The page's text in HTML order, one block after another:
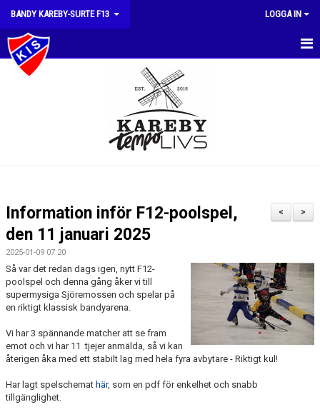
BANDY KAREBY-SURTE F13 LOGGA IN
HEM
BILDGALLERI
DOKUMENT
KONTAKT
>
<
Information inför F12-poolspel,
den 11 januari 2025
2025-01-09 07:20
Så var det redan dags igen, nytt F12-
poolspel och denna gång åker vi till
supermysiga Sjöremossen och spelar på
en riktigt klassisk bandyarena.
Vi har 3 spännande matcher att se fram
emot och vi har 11 tjejer anmälda, så vi kan
återigen åka med ett stabilt lag med hela fyra avbytare - Riktigt kul!
Har lagt spelschemat här, som en pdf för enkelhet och snabb
tillgänglighet.